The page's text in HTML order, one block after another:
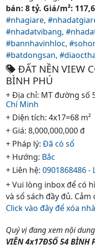
bán: 8 tỷ. Giá/m²:
#nhagiare,
#nhadatvibang,
#bannhavinhloc,
#batdongsan,
ĐẤT NỀN VIEW
BÌNH PHÚ
+ Địa chỉ: MT đường số
Chí Minh
+ Diện tích: 4x17=68 m²
+ Giá: 8,000,000,000 đ
+ Pháp lý: Đã có sổ
+ Hướng: Bắc
+ Liên hệ: 0901868486 -
+ Vui lòng inbox để có
và sổ sách đầy đủ.
Click vào đây để xóa
Quý vị đang xem nội
VIÊN 4x17ĐSỐ 54 BÌNH